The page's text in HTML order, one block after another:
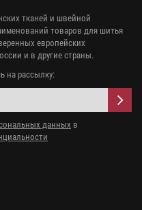
тканей и швейной
товаров для шитья
европейских
и в другие страны.
на рассылку:
данных в